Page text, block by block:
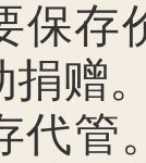
保存
捐赠
代管